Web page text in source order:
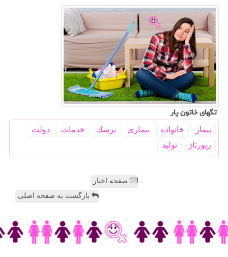
تگهای خاتون یار
بیمار خانواده بیماری پزشك خدمات
دولت
رپورتاژ
تولید
صفحه اخبار
بازگشت به صفحه اصلی